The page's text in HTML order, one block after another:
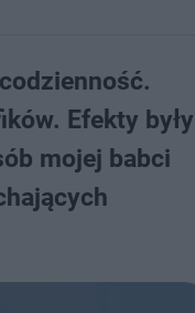
Efekty były
mojej babci